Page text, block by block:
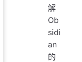
解
Ob
sidi
an
的